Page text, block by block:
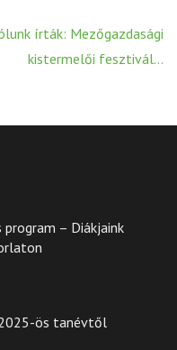
írták: Mezőgazdasági
kistermelői fesztivál…
– Diákjaink
ös tanévtől